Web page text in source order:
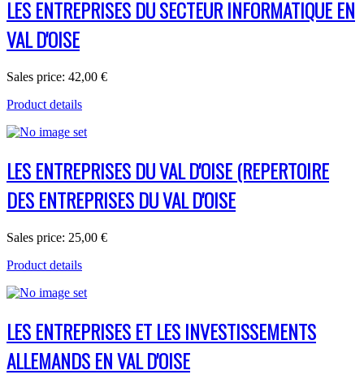
LES ENTREPRISES DU SECTEUR INFORMATIQUE EN
VAL D'OISE
Sales price: 42,00 €
Product details
LES ENTREPRISES DU VAL D'OISE (REPERTOIRE
DES ENTREPRISES DU VAL D'OISE
Sales price: 25,00 €
Product details
LES ENTREPRISES ET LES INVESTISSEMENTS
ALLEMANDS EN VAL D'OISE